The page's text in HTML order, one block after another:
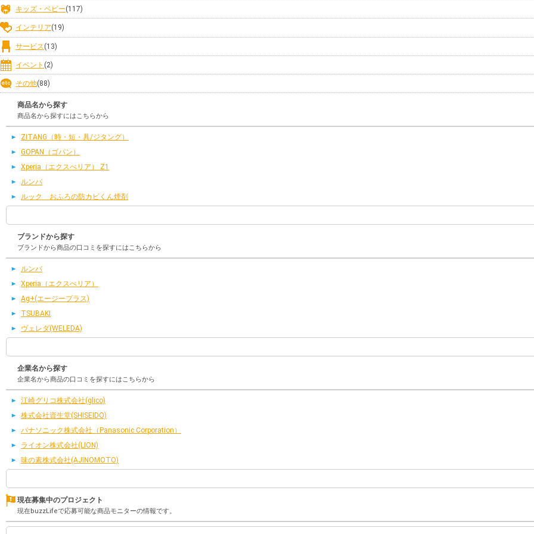
キッズ・ベビー(117)
インテリア(19)
サービス (13)
イベント (2)
その他(88)
商品名から探す
商品名から探すにはこちらから
ZITANG（時・短・具/ジタング）
GOPAN（ゴパン）
Xperia（エクスぺリア） Z1
ルンバ
ルック おふろの防カビくん煙剤
ブランドから探す
ブランドから商品の口コミを探すにはこちらから
ルンバ
Xperia（エクスぺリア）
Ag+(エージープラス)
TSUBAKI
ヴェレダ(WELEDA)
企業名から探す
企業名から商品の口コミを探すにはこちらから
江崎グリコ株式会社(glico)
株式会社資生堂(SHISEIDO)
パナソニック株式会社（Panasonic Corporation）
ライオン株式会社(LION)
味の素株式会社(AJINOMOTO)
現在募集中のプロジェクト
現在buzzLifeで応募可能な商品モニターの情報です。